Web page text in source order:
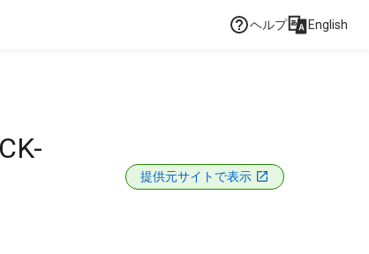
ヘルプ English
提供元サイトで表示